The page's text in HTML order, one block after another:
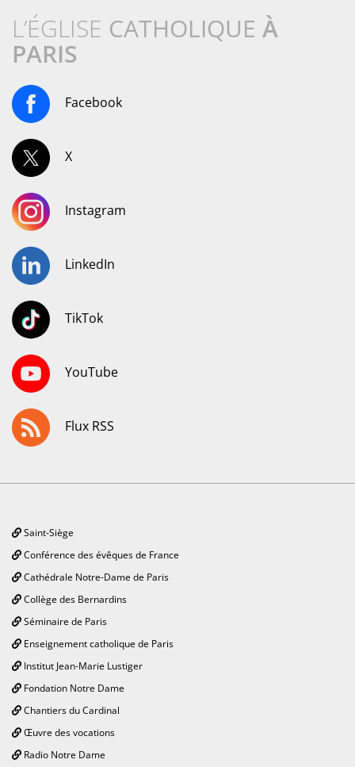
L’ÉGLISE CATHOLIQUE À
PARIS
Facebook
X
Instagram
LinkedIn
TikTok
YouTube
Flux RSS
Saint-Siège
Conférence des évêques de France
Cathédrale Notre-Dame de Paris
Collège des Bernardins
Séminaire de Paris
Enseignement catholique de Paris
Institut Jean-Marie Lustiger
Fondation Notre Dame
Chantiers du Cardinal
Œuvre des vocations
Radio Notre Dame